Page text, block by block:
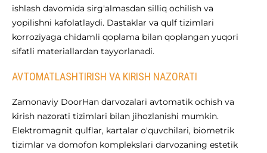
ishlash davomida sirg'almasdan silliq ochilish va
yopilishni kafolatlaydi. Dastaklar va qulf tizimlari
korroziyaga chidamli qoplama bilan qoplangan yuqori
sifatli materiallardan tayyorlanadi.
AVTOMATLASHTIRISH VA KIRISH NAZORATI
Zamonaviy DoorHan darvozalari avtomatik ochish va
kirish nazorati tizimlari bilan jihozlanishi mumkin.
Elektromagnit qulflar, kartalar o'quvchilari, biometrik
tizimlar va domofon komplekslari darvozaning estetik